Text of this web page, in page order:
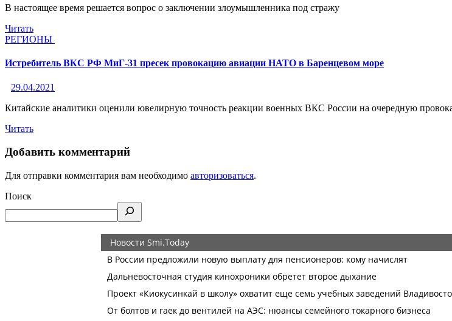
В настоящее время решается вопрос о заключении злоумышленника под стражу
Читать
РЕГИОНЫ
Истребитель ВКС РФ МиГ-31 пресек провокацию авиации НАТО в Баренцевом море
29.04.2021
Китайские аналитики оценили ювелирную точность реакции военных ВКС России на очередную
Читать
Добавить комментарий
Для отправки комментария вам необходимо авторизоваться.
Поиск